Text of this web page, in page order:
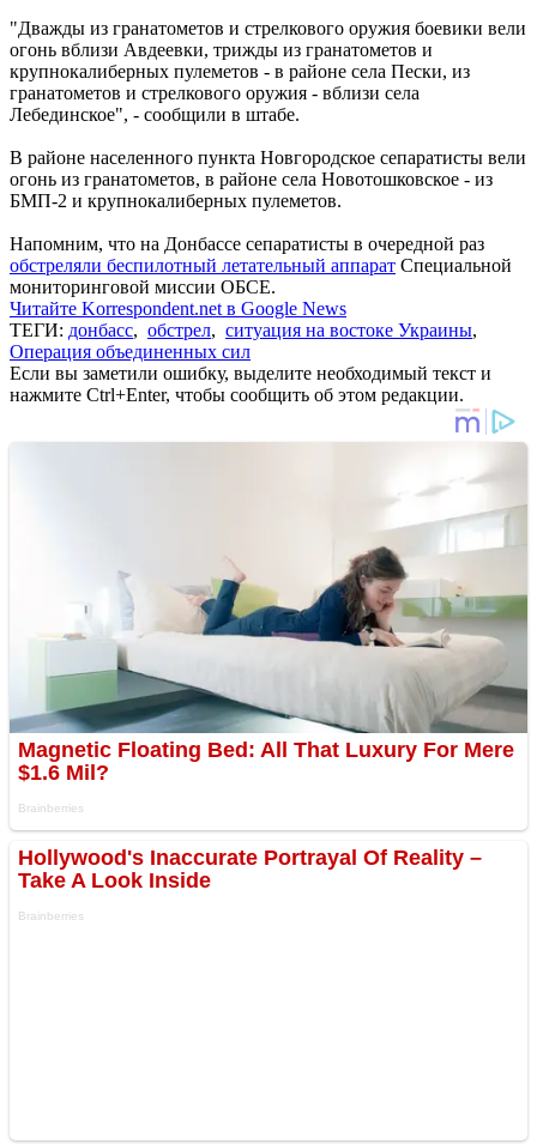
"Дважды из гранатометов и стрелкового оружия боевики вели
огонь вблизи Авдеевки, трижды из гранатометов и
крупнокалиберных пулеметов - в районе села Пески, из
гранатометов и стрелкового оружия - вблизи села
Лебединское", - сообщили в штабе.
В районе населенного пункта Новгородское сепаратисты вели
огонь из гранатометов, в районе села Новотошковское - из
БМП-2 и крупнокалиберных пулеметов.
Напомним, что на Донбассе сепаратисты в очередной раз
обстреляли беспилотный летательный аппарат Специальной
мониторинговой миссии ОБСЕ.
Читайте Korrespondent.net в Google News
ТЕГИ: донбасс, обстрел, ситуация на востоке Украины,
Операция объединенных сил
Если вы заметили ошибку, выделите необходимый текст и
нажмите Ctrl+Enter, чтобы сообщить об этом редакции.